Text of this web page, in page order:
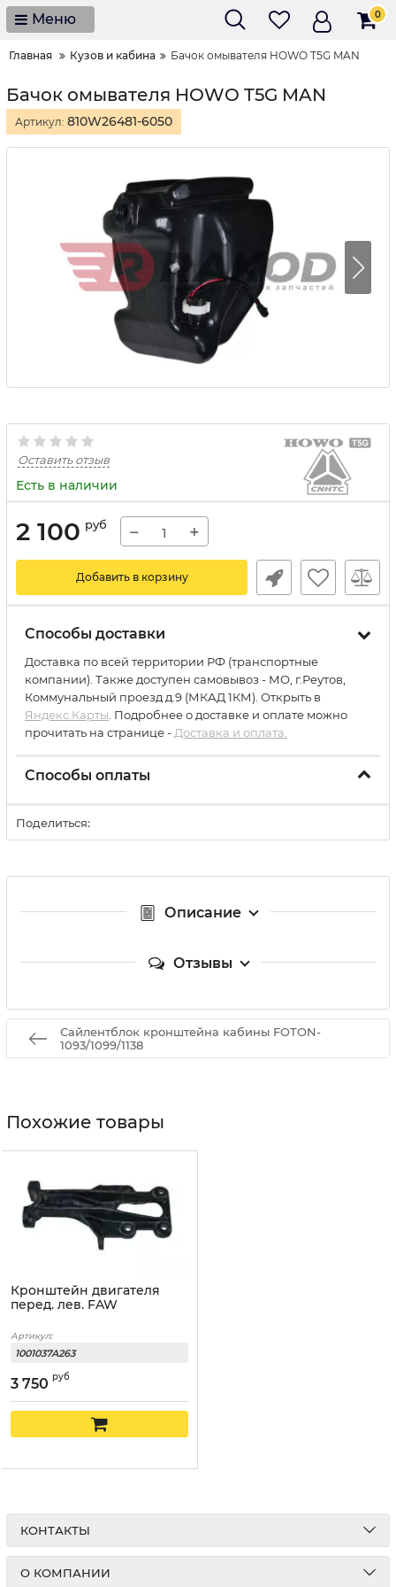
Меню 0
Главная Кузов и кабина Бачок омывателя HOWO T5G MAN
Бачок омывателя HOWO T5G MAN
Артикул: 810W26481-6050
Оставить отзыв
Есть в наличии
2 100 руб − +
Добавить в корзину
Способы доставки
Доставка по всей территории РФ (транспортные
компании). Также доступен самовывоз - МО, г.Реутов,
Коммунальный проезд д.9 (МКАД 1КМ). Открыть в
Яндекс.Карты . Подробнее о доставке и оплате можно
прочитать на странице - Доставка и оплата.
Способы оплаты
Поделиться:
Описание
Отзывы
Сайлентблок кронштейна кабины FOTON-
1093/1099/1138
Похожие товары
Кронштейн двигателя
перед. лев. FAW
Артикул:
1001037A263
3 750 руб
КОНТАКТЫ
О КОМПАНИИ